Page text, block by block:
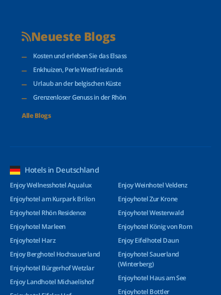
Neueste Blogs
Kosten und erleben Sie das Elsass
Enkhuizen, Perle Westfrieslands
Urlaub an der belgischen Küste
Grenzenloser Genuss in der Rhön
Alle Blogs
Hotels in Deutschland
Enjoy Wellnesshotel Aqualux
Enjoyhotel am Kurpark Brilon
Enjoyhotel Rhön Residence
Enjoyhotel Marleen
Enjoyhotel Harz
Enjoy Berghotel Hochsauerland
Enjoyhotel Bürgerhof Wetzlar
Enjoy Landhotel Michaelishof
Enjoy Weinhotel Veldenz
Enjoyhotel Zur Krone
Enjoyhotel Westerwald
Enjoyhotel König von Rom
Enjoy Eifelhotel Daun
Enjoyhotel Sauerland
(Winterberg)
Enjoyhotel Haus am See
Enjoyhotel Bottler